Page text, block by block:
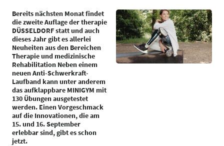
Bereits nächsten Monat findet
die zweite Auflage der therapie
DÜSSELDORF statt und auch
dieses Jahr gibt es allerlei
Neuheiten aus den Bereichen
Therapie und medizinische
Rehabilitation Neben einem
neuen Anti-Schwerkraft-
Laufband kann unter anderem
das aufklappbare MINIGYM mit
130 Übungen ausgetestet
werden. Einen Vorgeschmack
auf die Innovationen, die am
15. und 16. September
erlebbar sind, gibt es schon
jetzt.